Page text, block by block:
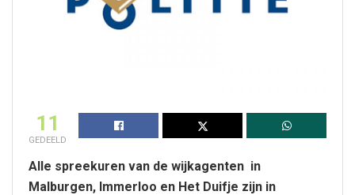
11
GEDEELD
Alle spreekuren van de wijkagenten in
Malburgen, Immerloo en Het Duifje zijn in